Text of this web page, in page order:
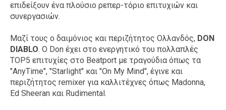
επιδείξουν ένα πλούσιο ρεπερ-τόριο επιτυχιών και
συνεργασιών.
Μαζί τους ο δαιμόνιος και περιζήτητος Ολλανδός, DON
DIABLO. Ο Don έχει στο ενεργητικό του πολλαπλές
TOP5 επιτυχίες στο Beatport με τραγούδια όπως τα
"AnyTime", "Starlight" και "On My Mind", έγινε και
περιζήτητος remixer για καλλιτέχνες όπως Madonna,
Ed Sheeran και Rudimental.